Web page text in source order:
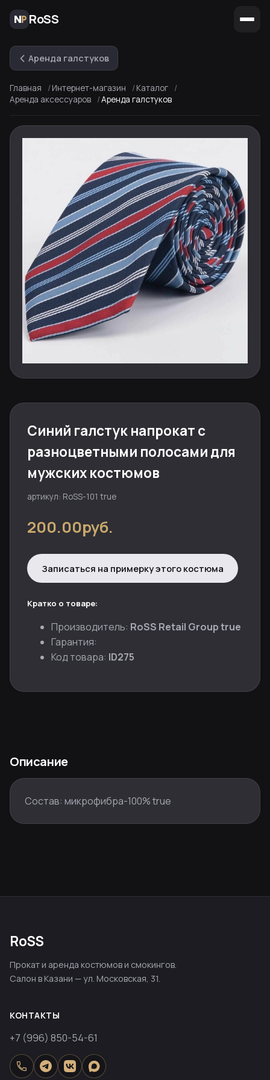
RoSS
Аренда галстуков
Главная Интернет-магазин
Каталог
Аренда аксессуаров
Аренда галстуков
Синий галстук напрокат с
разноцветными полосами для
мужских костюмов
артикул: RoSS-101 true
200.00руб.
Записаться на примерку этого костюма
Кратко о товаре:
Производитель: RoSS Retail Group true
Гарантия:
Код товара: ID275
Описание
Состав: микрофибра-100% true
RoSS
Прокат и аренда костюмов и смокингов.
Салон в Казани — ул. Московская, 31.
КОНТАКТЫ
+7 (996) 850-54-61